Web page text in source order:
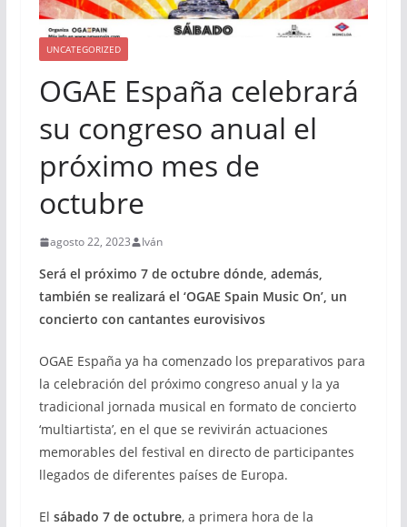
UNCATEGORIZED
OGAE España celebrará
su congreso anual el
próximo mes de
octubre
agosto 22, 2023 Iván
Será el próximo 7 de octubre dónde, además,
también se realizará el ‘OGAE Spain Music On’, un
concierto con cantantes eurovisivos
OGAE España ya ha comenzado los preparativos para
la celebración del próximo congreso anual y la ya
tradicional jornada musical en formato de concierto
‘multiartista’, en el que se revivirán actuaciones
memorables del festival en directo de participantes
llegados de diferentes países de Europa.
El sábado 7 de octubre, a primera hora de la